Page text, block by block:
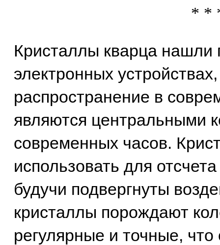
* *
Кристаллы кварца нашли
электронных
распространение в
являются центральными
современных часов.
использовать для
будучи подвергнуты
кристаллы порождают
регулярные и точные, что